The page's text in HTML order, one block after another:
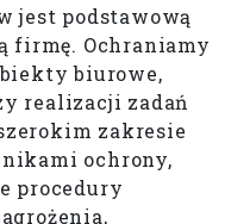
jest podstawową
firmę. Ochraniamy
biurowe,
realizacji zadań
zakresie
ochrony,
procedury